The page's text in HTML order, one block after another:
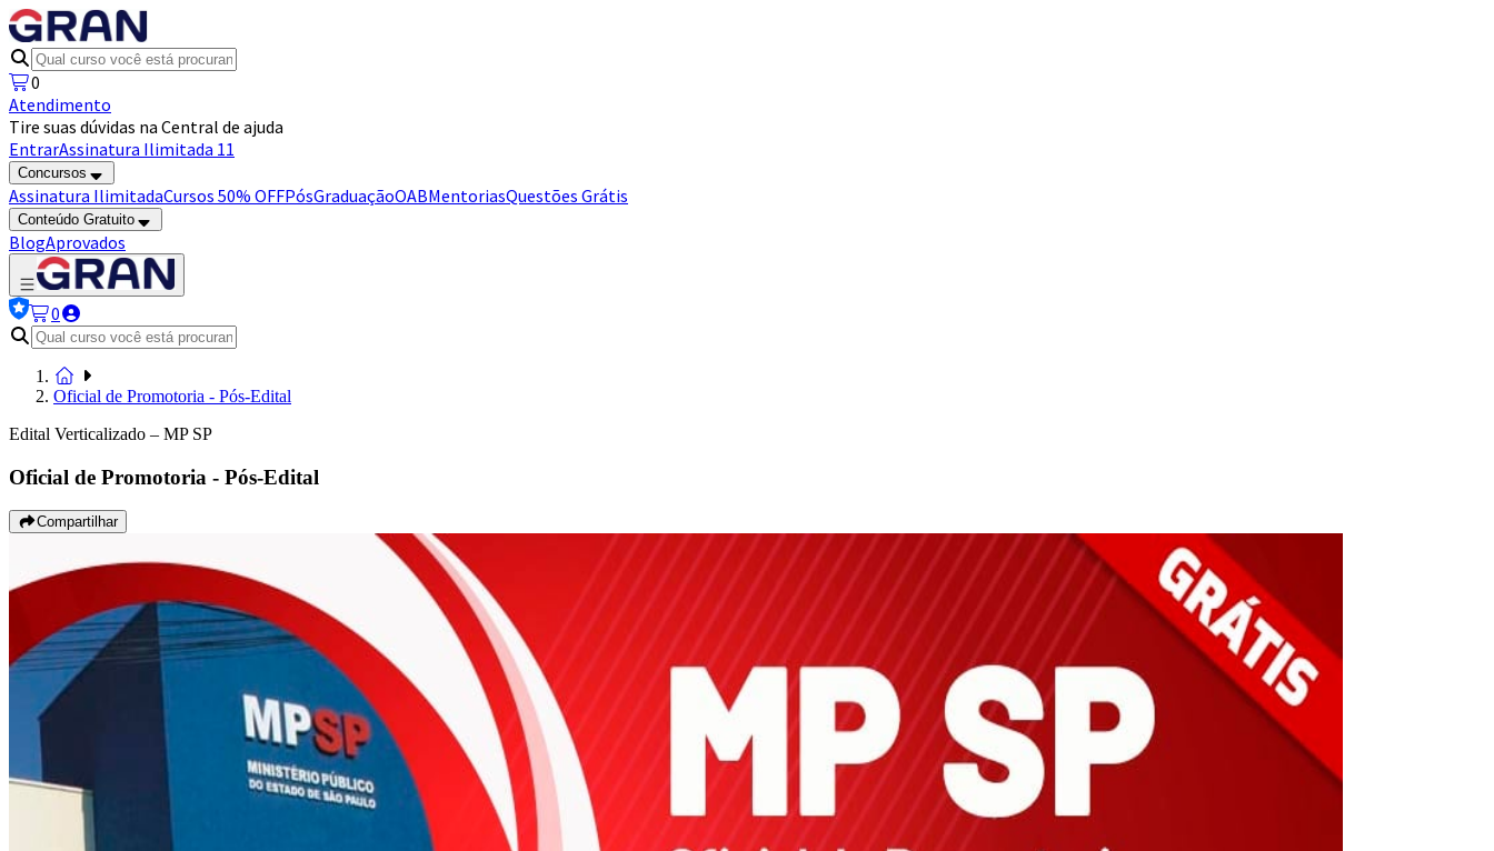
0
Atendimento
Tire suas dúvidas na Central de ajuda
EntrarAssinatura Ilimitada 11
Concursos
Assinatura IlimitadaCursos 50% OFFPósGraduaçãoOABMentoriasQuestões Grátis
Conteúdo Gratuito
BlogAprovados
0
Oficial de Promotoria - Pós-Edital
Edital Verticalizado – MP SP
Oficial de Promotoria - Pós-Edital
Compartilhar